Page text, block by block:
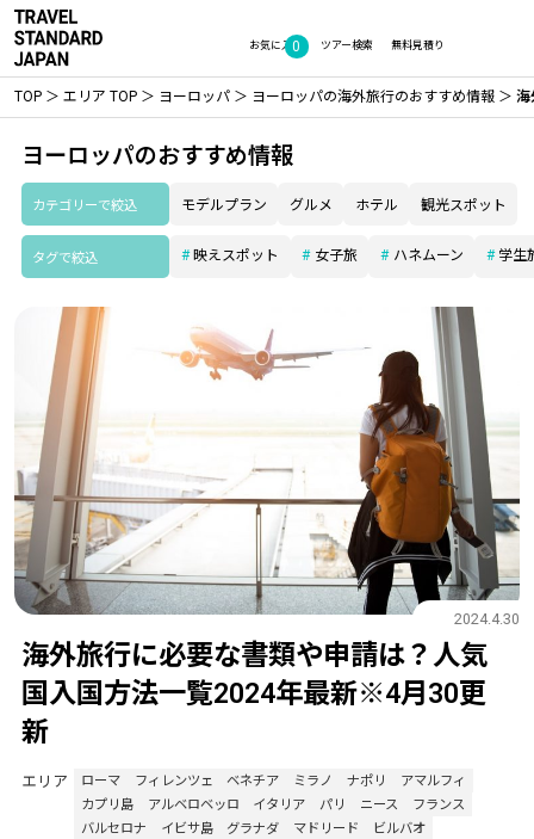
お気に入り
0 無料見積り
ツアー検索
TOP エリア TOP ヨーロッパ ヨーロッパの海外旅行のおすすめ情報 海
ヨーロッパのおすすめ情報
カテゴリーで絞込 モデルプラン グルメ ホテル 観光スポット
タグで絞込 映えスポット 女子旅 ハネムーン 学生
海外旅行に必要な書類や申請は？人気
国入国方法一覧2024年最新※4月30更
新
2024.4.30
エリア ローマ フィレンツェ ベネチア ミラノ ナポリ
アマルフィ
カプリ島
アルベロベッロ イタリア パリ ニース
フランス
バルセロナ
イビサ島 グラナダ マドリード
ビルバオ